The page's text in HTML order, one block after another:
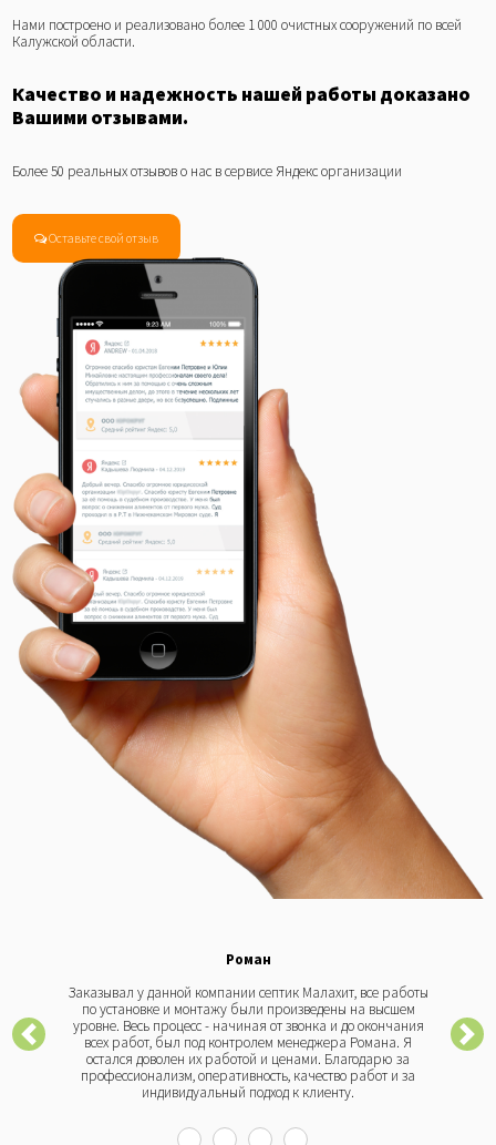
Нами построено и реализовано более 1 000 очистных сооружений по всей
Калужской области.
Качество и надежность нашей работы доказано
Вашими отзывами.
Более 50 реальных отзывов о нас в сервисе Яндекс организации
Оставьте свой отзыв
Роман
Заказывал у данной компании септик Малахит, все работы
по установке и монтажу были произведены на высшем
уровне. Весь процесс - начиная от звонка и до окончания
всех работ, был под контролем менеджера Романа. Я
остался доволен их работой и ценами. Благодарю за
профессионализм, оперативность, качество работ и за
индивидуальный подход к клиенту.